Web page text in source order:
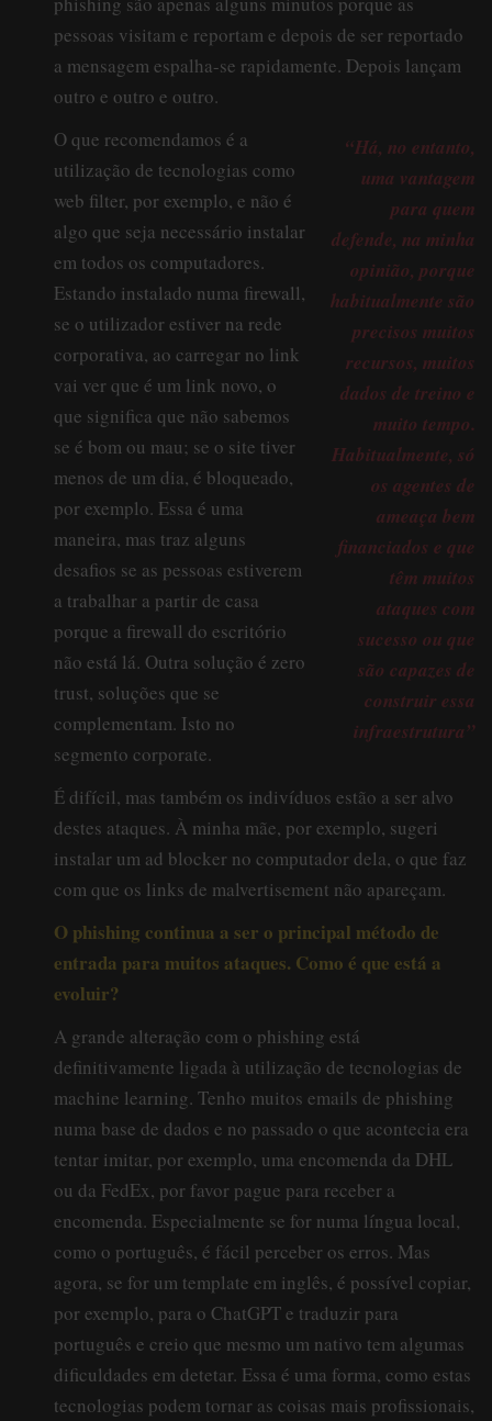
pessoas visitam e reportam e depois de ser reportado
a mensagem espalha-se rapidamente. Depois lançam
outro e outro e outro.
“Há, no entanto,
uma vantagem
para quem
defende, na minha
opinião, porque
habitualmente são
precisos muitos
recursos, muitos
dados de treino e
muito tempo.
Habitualmente, só
os agentes de
ameaça bem
financiados e que
têm muitos
ataques com
sucesso ou que
são capazes de
construir essa
infraestrutura”
O que recomendamos é a
utilização de tecnologias como
web filter, por exemplo, e não é
algo que seja necessário instalar
em todos os computadores.
Estando instalado numa firewall,
se o utilizador estiver na rede
corporativa, ao carregar no link
vai ver que é um link novo, o
que significa que não sabemos
se é bom ou mau; se o site tiver
menos de um dia, é bloqueado,
por exemplo. Essa é uma
maneira, mas traz alguns
desafios se as pessoas estiverem
a trabalhar a partir de casa
porque a firewall do escritório
não está lá. Outra solução é zero
trust, soluções que se
complementam. Isto no
segmento corporate.
É difícil, mas também os indivíduos estão a ser alvo
destes ataques. À minha mãe, por exemplo, sugeri
instalar um ad blocker no computador dela, o que faz
com que os links de malvertisement não apareçam.
O phishing continua a ser o principal método de
entrada para muitos ataques. Como é que está a
evoluir?
A grande alteração com o phishing está
definitivamente ligada à utilização de tecnologias de
machine learning. Tenho muitos emails de phishing
numa base de dados e no passado o que acontecia era
tentar imitar, por exemplo, uma encomenda da DHL
ou da FedEx, por favor pague para receber a
encomenda. Especialmente se for numa língua local,
como o português, é fácil perceber os erros. Mas
agora, se for um template em inglês, é possível copiar,
por exemplo, para o ChatGPT e traduzir para
português e creio que mesmo um nativo tem algumas
dificuldades em detetar. Essa é uma forma, como estas
tecnologias podem tornar as coisas mais profissionais,